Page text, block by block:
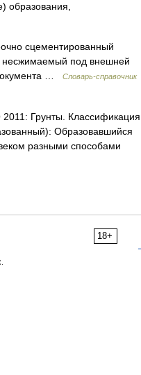
образования,
сцементированный
несжимаемый под внешней
…
Словарь-справочник
Грунты. Классификация
Образовавшийся
разными способами
18+